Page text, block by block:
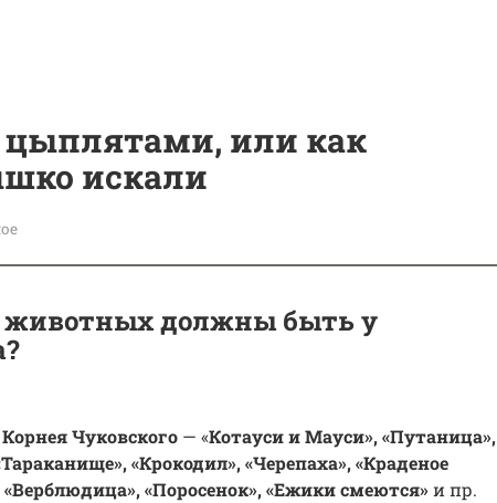
или как
искали
животных должны быть у
Чуковского — «Котауси и Мауси», «Путаница»,
«Крокодил», «Черепаха», «Краденое
«Верблюдица», «Поросенок», «Ежики смеются»и пр.